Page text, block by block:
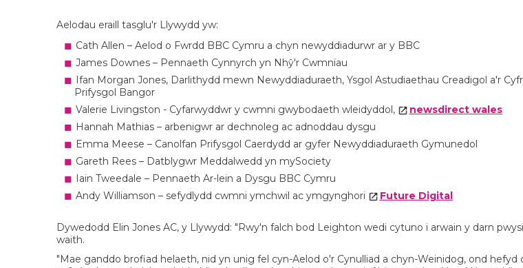
Aelodau eraill tasglu'r Llywydd yw:
Cath Allen – Aelod o Fwrdd BBC Cymru a chyn newyddiadurwr ar y BBC
James Downes – Pennaeth Cynnyrch yn Nhŷ'r Cwmnïau
Ifan Morgan Jones, Darlithydd mewn Newyddiaduraeth, Ysgol Astudiaethau Creadigol a'r
Prifysgol Bangor
Valerie Livingston - Cyfarwyddwr y cwmni gwybodaeth wleidyddol,
newsdirect wales
Hannah Mathias – arbenigwr ar dechnoleg ac adnoddau dysgu
Emma Meese – Canolfan Prifysgol Caerdydd ar gyfer Newyddiaduraeth Gymunedol
Gareth Rees – Datblygwr Meddalwedd yn mySociety
Iain Tweedale – Pennaeth Ar-lein a Dysgu BBC Cymru
Andy Williamson – sefydlydd cwmni ymchwil ac ymgynghori
Future Digital
Dywedodd Elin Jones AC, y Llywydd: "Rwy'n falch bod Leighton wedi cytuno i arwain y darn
waith.
"Mae ganddo brofiad helaeth, nid yn unig fel cyn-Aelod o'r Cynulliad a chyn-Weinidog, ond hefyd